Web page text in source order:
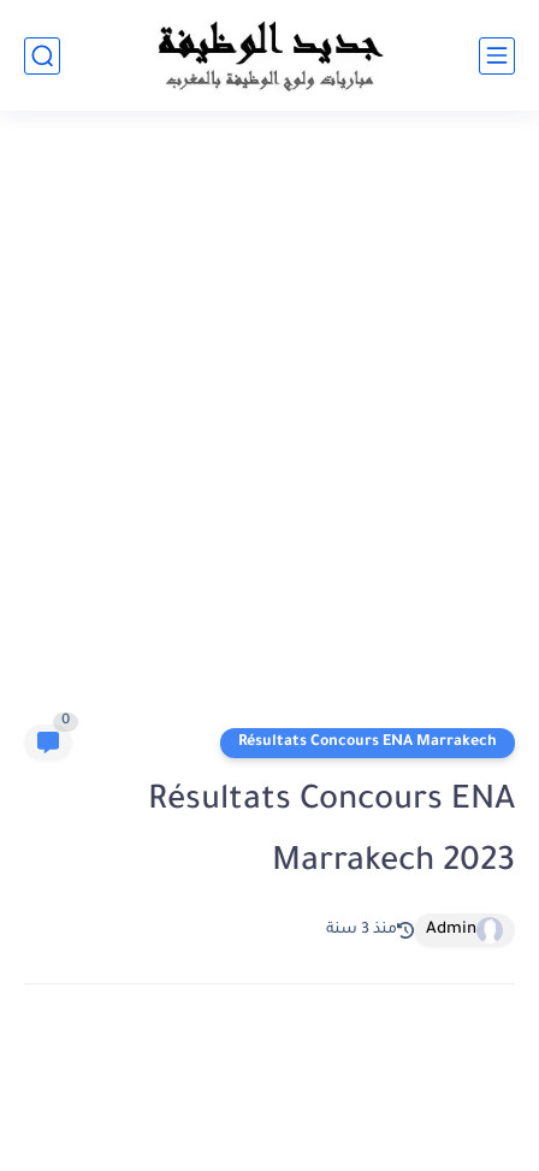
Résultats Concours ENA Marrakech
0
Résultats Concours ENA
Marrakech 2023
Admin منذ 3 سنة